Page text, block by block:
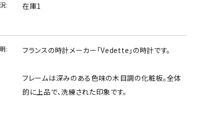
: 在庫1
: フランスの時計メーカー「Vedette」の時計です。
フレームは深みのある色味の木目調の化粧板。全体
的に上品で、洗練された印象です。